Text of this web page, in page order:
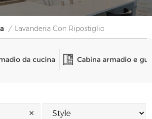
/ Lavanderia Con Ripostiglio
da cucina Cabina armadio e
✕